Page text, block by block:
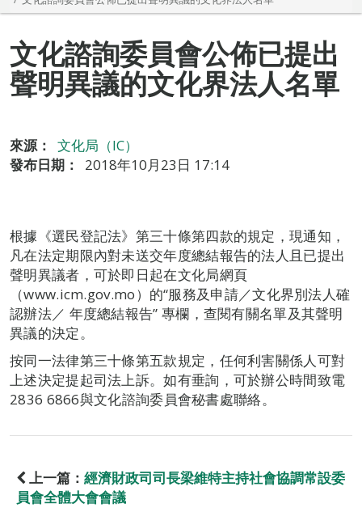
文化諮詢委員會公佈已提出
聲明異議的文化界法人名單
來源：
文化局（IC）
發布日期：
2018年10月23日 17:14
根據《選民登記法》第三十條第四款的規定，現通知，
凡在法定期限內對未送交年度總結報告的法人且已提出
聲明異議者，可於即日起在文化局網頁
（www.icm.gov.mo）的“服務及申請／文化界別法人確
認辦法／ 年度總結報告” 專欄，查閱有關名單及其聲明
異議的決定。
按同一法律第三十條第五款規定，任何利害關係人可對
上述決定提起司法上訴。如有垂詢，可於辦公時間致電
2836 6866與文化諮詢委員會秘書處聯絡。
上一篇： 經濟財政司司長梁維特主持社會協調常設委
員會全體大會會議